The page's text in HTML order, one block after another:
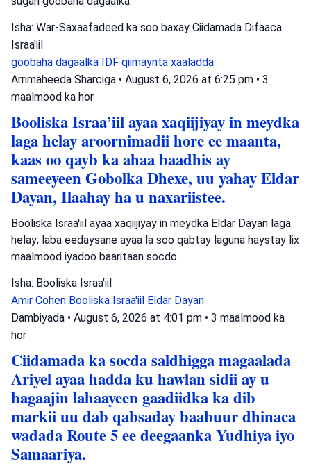
Isha: War-Saxaafadeed ka soo baxay Ciidamada Difaaca
Israa'iil
goobaha dagaalka IDF qiimaynta xaaladda
Arrimaheeda Sharciga • August 6, 2026 at 6:25 pm • 3
maalmood ka hor
Booliska Israa’iil ayaa xaqiijiyay in meydka
laga helay aroornimadii hore ee maanta,
kaas oo qayb ka ahaa baadhis ay
sameeyeen Gobolka Dhexe, uu yahay Eldar
Dayan, Ilaahay ha u naxariistee.
Booliska Israa'iil ayaa xaqiijiyay in meydka Eldar Dayan laga
helay; laba eedaysane ayaa la soo qabtay laguna haystay lix
maalmood iyadoo baaritaan socdo.
Isha: Booliska Israa'iil
Amir Cohen Booliska Israa'iil Eldar Dayan
Dambiyada • August 6, 2026 at 4:01 pm • 3 maalmood ka
hor
Ciidamada ka socda saldhigga magaalada
Ariyel ayaa hadda ku hawlan sidii ay u
hagaajin lahaayeen gaadiidka ka dib
markii uu dab qabsaday baabuur dhinaca
wadada Route 5 ee deegaanka Yudhiya iyo
Samaariya.